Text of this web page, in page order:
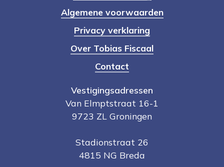
Vestigingsadressen
Van Elmptstraat 16-1
9723 ZL Groningen
Stadionstraat 26
4815 NG Breda
Algemene voorwaarden
Privacy verklaring
Over Tobias Fiscaal
Contact